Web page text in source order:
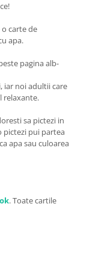
carte de
apa.
pagina alb-
iar noi adultii care
relaxante.
sa pictezi in
pictezi pui partea
apa sau culoarea
. Toate cartile